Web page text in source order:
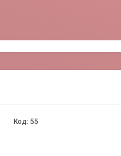
Код: 55